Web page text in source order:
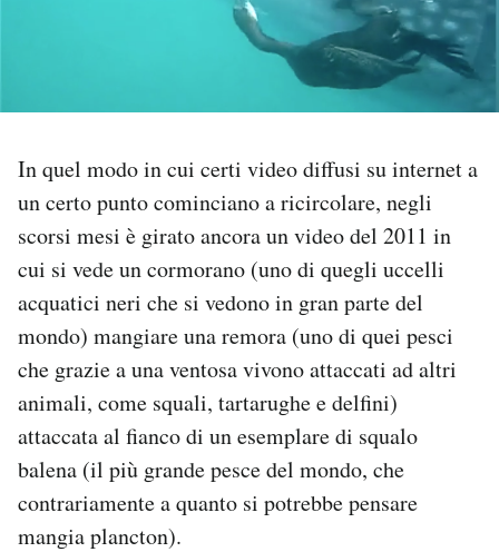
I MIEI PREFERITI
SHOP
CALENDARIO
AREA PERSONALE
Notifiche mobile
Regala il Post
Hai bisogno di aiuto?
In quel modo in cui certi video diffusi su internet a
un certo punto cominciano a ricircolare, negli
scorsi mesi è girato ancora un video del 2011 in
cui si vede un cormorano (uno di quegli uccelli
acquatici neri che si vedono in gran parte del
mondo) mangiare una remora (uno di quei pesci
che grazie a una ventosa vivono attaccati ad altri
animali, come squali, tartarughe e delfini)
attaccata al fianco di un esemplare di squalo
balena (il più grande pesce del mondo, che
contrariamente a quanto si potrebbe pensare
mangia plancton).